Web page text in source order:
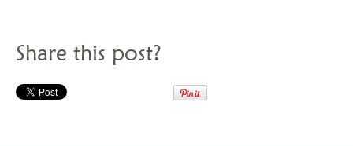
Share this post?